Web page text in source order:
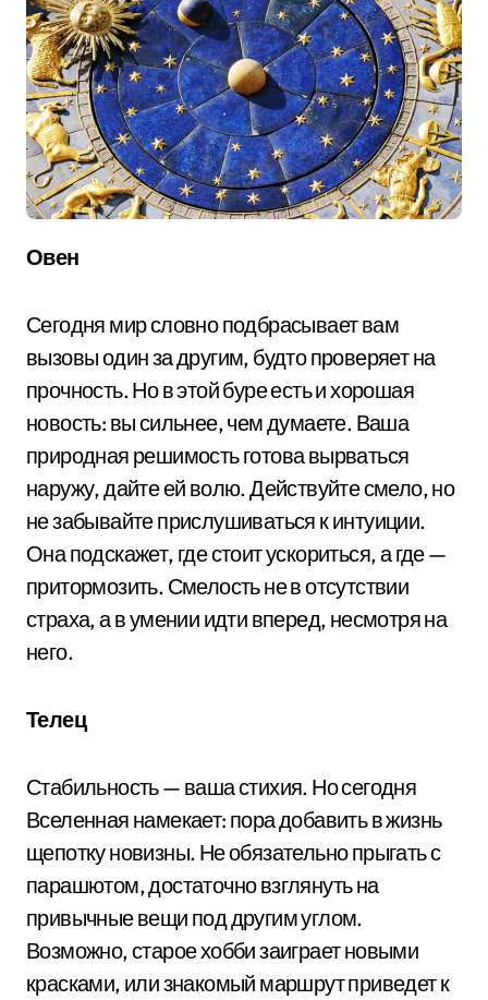
Овен
Сегодня мир словно подбрасывает вам
вызовы один за другим, будто проверяет на
прочность. Но в этой буре есть и хорошая
новость: вы сильнее, чем думаете. Ваша
природная решимость готова вырваться
наружу, дайте ей волю. Действуйте смело, но
не забывайте прислушиваться к интуиции.
Она подскажет, где стоит ускориться, а где —
притормозить. Смелость не в отсутствии
страха, а в умении идти вперед, несмотря на
него.
Телец
Стабильность — ваша стихия. Но сегодня
Вселенная намекает: пора добавить в жизнь
щепотку новизны. Не обязательно прыгать с
парашютом, достаточно взглянуть на
привычные вещи под другим углом.
Возможно, старое хобби заиграет новыми
красками, или знакомый маршрут приведет к